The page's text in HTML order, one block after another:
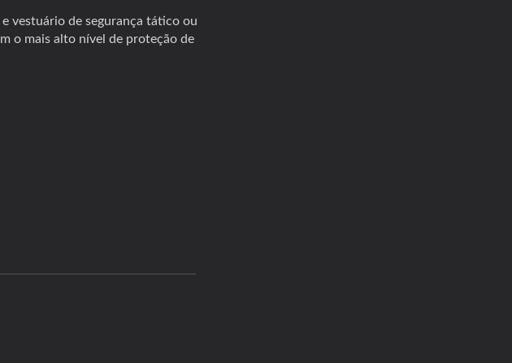
vestuário de segurança tático ou
o mais alto nível de proteção de